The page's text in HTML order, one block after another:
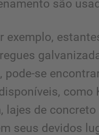
são
exemplo,
pode-se
como
lajes de
seus devidos